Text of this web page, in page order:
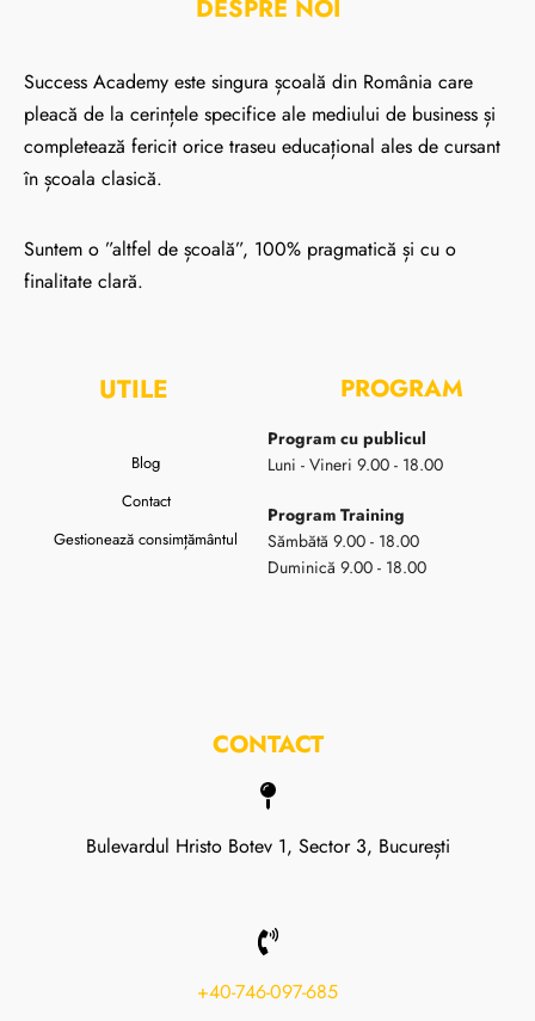
DESPRE NOI
Success Academy este singura școală din România care
pleacă de la cerințele specifice ale mediului de business și
completează fericit orice traseu educațional ales de cursant
în școala clasică.
Suntem o ”altfel de școală”, 100% pragmatică și cu o
finalitate clară.
UTILE
Blog
Contact
Gestionează consimțământul
PROGRAM
Program cu publicul
Luni - Vineri 9.00 - 18.00
Program Training
Sămbătă 9.00 - 18.00
Duminică 9.00 - 18.00
CONTACT
Bulevardul Hristo Botev 1, Sector 3, București
+40-746-097-685